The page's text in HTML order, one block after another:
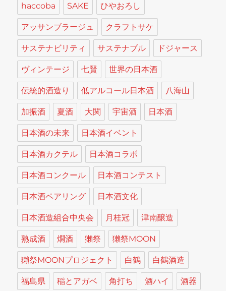
haccoba SAKE ひやおろし
アッサンブラージュ クラフトサケ
サステナビリティ サステナブル ドジャース
ヴィンテージ 七賢 世界の日本酒
伝統的酒造り 低アルコール日本酒 八海山
加振酒 夏酒 大関 宇宙酒 日本酒
日本酒の未来 日本酒イベント
日本酒カクテル 日本酒コラボ
日本酒コンクール 日本酒コンテスト
日本酒ペアリング 日本酒文化
日本酒造組合中央会 月桂冠 津南醸造
熟成酒 燗酒 獺祭 獺祭MOON
獺祭MOONプロジェクト 白鶴 白鶴酒造
福島県 稲とアガベ 角打ち 酒ハイ 酒器